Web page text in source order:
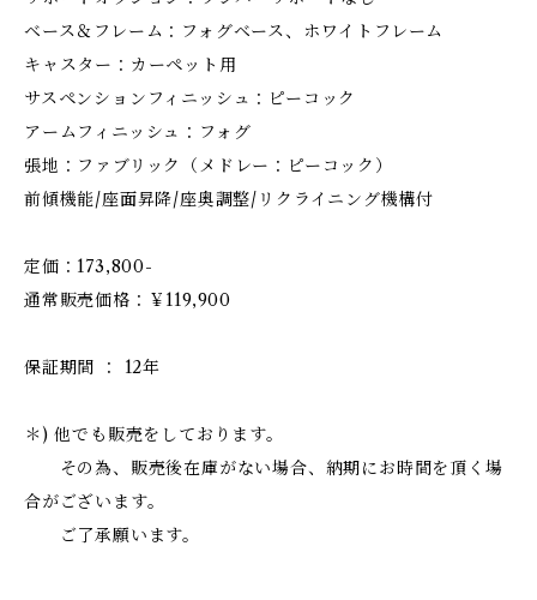
ベース＆フレーム：フォグベース、ホワイトフレーム
キャスター：カーペット用
サスペンションフィニッシュ：ピーコック
アームフィニッシュ：フォグ
張地：ファブリック（メドレー：ピーコック）
前傾機能/座面昇降/座奥調整/リクライニング機構付
定価：173,800-
通常販売価格：￥119,900
保証期間 ： 12年
＊) 他でも販売をしております。
その為、販売後在庫がない場合、納期にお時間を頂く場
合がございます。
ご了承願います。